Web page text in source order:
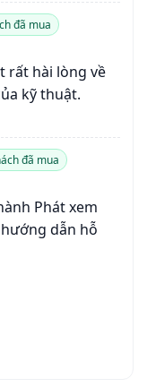
đã mua
rất hài lòng về
kỹ thuật.
đã mua
Phát xem
dẫn hỗ